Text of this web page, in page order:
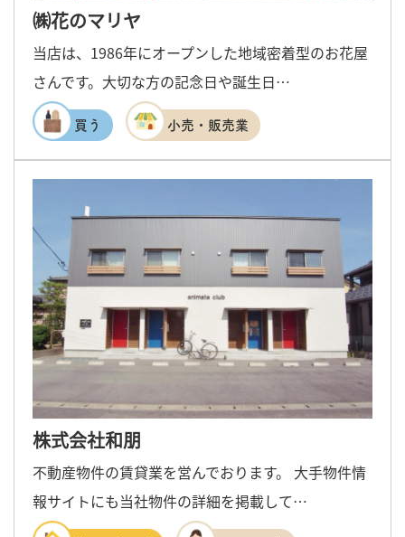
㈱花のマリヤ
当店は、1986年にオープンした地域密着型のお花屋
さんです。大切な方の記念日や誕生日…
買う 小売・販売業
株式会社和朋
不動産物件の賃貸業を営んでおります。 大手物件情
報サイトにも当社物件の詳細を掲載して…